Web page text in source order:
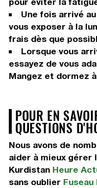
Une fois arrivé
vous exposer à la
frais dès que
Lorsque vous
essayez de vous
Mangez et dormez
POUR EN
QUESTIONS
Nous avons de
aider à mieux gérer
Kurdistan Heure
sans oublier